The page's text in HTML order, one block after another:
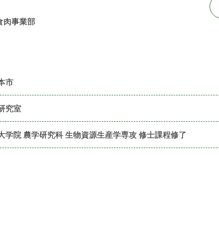
肉事業部
市
究室
学院 農学研究科 生物資源生産学専攻 修士課程修了